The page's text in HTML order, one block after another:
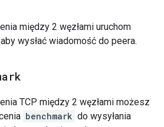
między 2 węzłami uruchom
aby wysłać wiadomość do peera.
TCP między 2 węzłami możesz
benchmark do wysyłania